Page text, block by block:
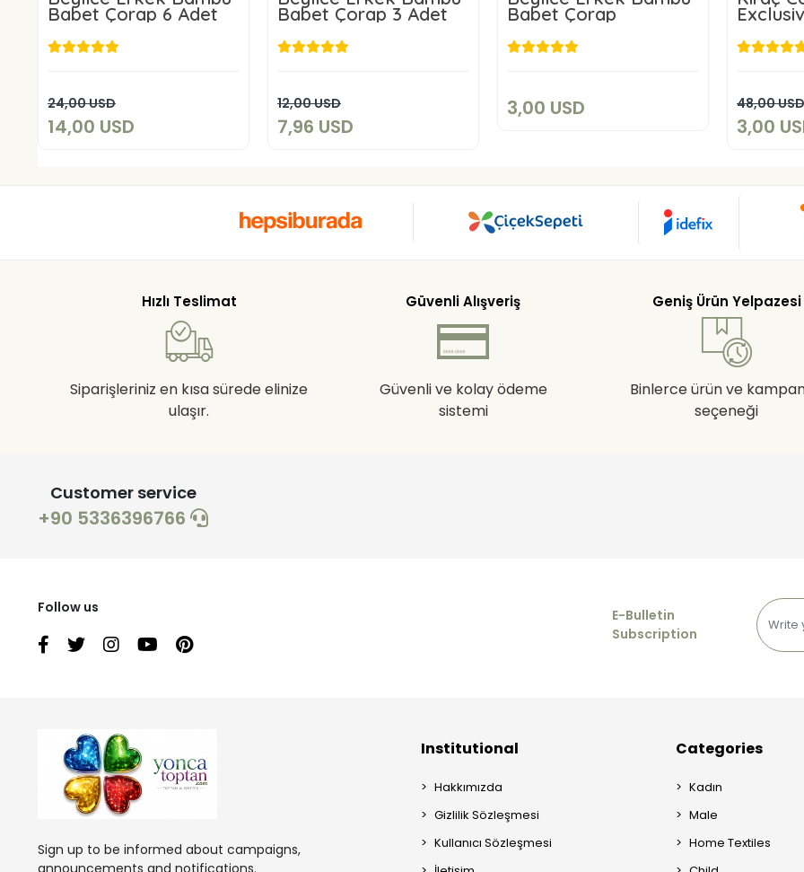
Babet Çorap 6 Adet
24,00 USD
14,00 USD
Babet Çorap 3 Adet
12,00 USD
7,96 USD
Babet Çorap
3,00 USD
3,00 USD
48,00 USD
3,00
Hızlı Teslimat
Siparişleriniz en kısa sürede elinize
ulaşır.
Güvenli Alışveriş
Güvenli ve kolay ödeme
sistemi
Geniş Ürün Yelpazesi
Binlerce ürün ve
seçeneği
Customer service
+90 5336396766
Follow us
E-Bulletin
Subscription
Sign up to be informed about campaigns,
announcements and notifications.
Institutional
Hakkımızda
Gizlilik Sözleşmesi
Kullanıcı Sözleşmesi
Categories
Kadın
Male
Home Textiles